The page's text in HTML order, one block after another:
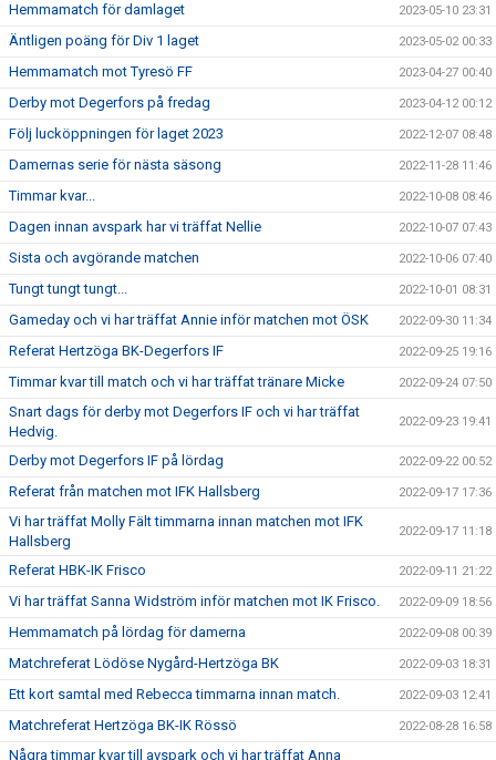
Hemmamatch för damlaget 2023-05-10 23:31
Äntligen poäng för Div 1 laget 2023-05-02 00:33
Hemmamatch mot Tyresö FF 2023-04-27 00:40
Derby mot Degerfors på fredag 2023-04-12 00:12
Följ lucköppningen för laget 2023 2022-12-07 08:48
Damernas serie för nästa säsong 2022-11-28 11:46
Timmar kvar... 2022-10-08 08:46
Dagen innan avspark har vi träffat Nellie 2022-10-07 07:43
Sista och avgörande matchen 2022-10-06 07:40
Tungt tungt tungt... 2022-10-01 08:31
Gameday och vi har träffat Annie inför matchen mot ÖSK 2022-09-30 11:34
Referat Hertzöga BK-Degerfors IF 2022-09-25 19:16
Timmar kvar till match och vi har träffat tränare Micke 2022-09-24 07:50
Snart dags för derby mot Degerfors IF och vi har träffat
Hedvig.
2022-09-23 19:41
Derby mot Degerfors IF på lördag 2022-09-22 00:52
Referat från matchen mot IFK Hallsberg 2022-09-17 17:36
Vi har träffat Molly Fält timmarna innan matchen mot IFK
Hallsberg
2022-09-17 11:18
Referat HBK-IK Frisco 2022-09-11 21:22
Vi har träffat Sanna Widström inför matchen mot IK Frisco. 2022-09-09 18:56
Hemmamatch på lördag för damerna 2022-09-08 00:39
Matchreferat Lödöse Nygård-Hertzöga BK 2022-09-03 18:31
Ett kort samtal med Rebecca timmarna innan match. 2022-09-03 12:41
Matchreferat Hertzöga BK-IK Rössö 2022-08-28 16:58
Några timmar kvar till avspark och vi har träffat Anna